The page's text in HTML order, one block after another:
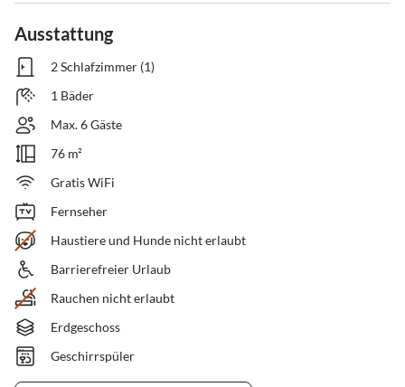
Ausstattung
2 Schlafzimmer (1)
1 Bäder
Max. 6 Gäste
76 m²
Gratis WiFi
Fernseher
Haustiere und Hunde nicht erlaubt
Barrierefreier Urlaub
Rauchen nicht erlaubt
Erdgeschoss
Geschirrspüler